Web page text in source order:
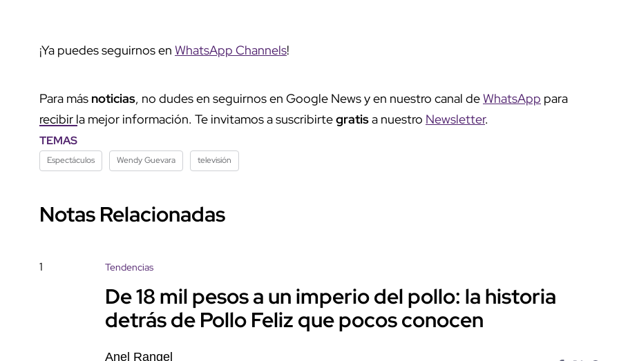
¡Ya puedes seguirnos en WhatsApp Channels!
Para más noticias, no dudes en seguirnos en Google News y en nuestro canal deWhatsApp para
recibir la mejor información. Te invitamos a suscribirtegratisa nuestro Newsletter.
TEMAS
Espectáculos Wendy Guevara televisión
Notas Relacionadas
1 Tendencias
De 18 mil pesos a un imperio del pollo: la historia
detrás de Pollo Feliz que pocos conocen
Anel Rangel